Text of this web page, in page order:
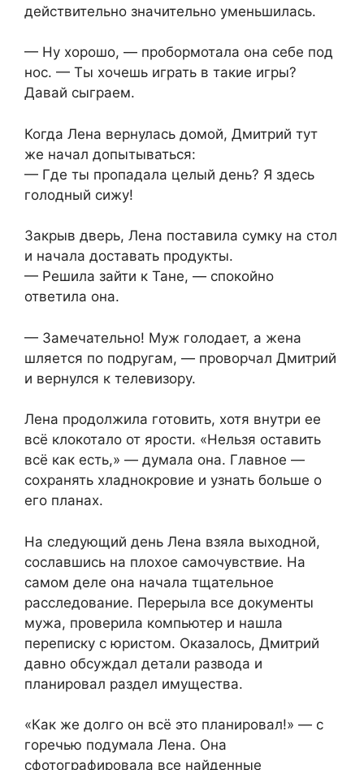
действительно значительно уменьшилась.
— Ну хорошо, — пробормотала она себе под
нос. — Ты хочешь играть в такие игры?
Давай сыграем.
Когда Лена вернулась домой, Дмитрий тут
же начал допытываться:
— Где ты пропадала целый день? Я здесь
голодный сижу!
Закрыв дверь, Лена поставила сумку на стол
и начала доставать продукты.
— Решила зайти к Тане, — спокойно
ответила она.
— Замечательно! Муж голодает, а жена
шляется по подругам, — проворчал Дмитрий
и вернулся к телевизору.
Лена продолжила готовить, хотя внутри ее
всё клокотало от ярости. «Нельзя оставить
всё как есть,» — думала она. Главное —
сохранять хладнокровие и узнать больше о
его планах.
На следующий день Лена взяла выходной,
сославшись на плохое самочувствие. На
самом деле она начала тщательное
расследование. Перерыла все документы
мужа, проверила компьютер и нашла
переписку с юристом. Оказалось, Дмитрий
давно обсуждал детали развода и
планировал раздел имущества.
«Как же долго он всё это планировал!» — с
горечью подумала Лена. Она
сфотографировала все найденные